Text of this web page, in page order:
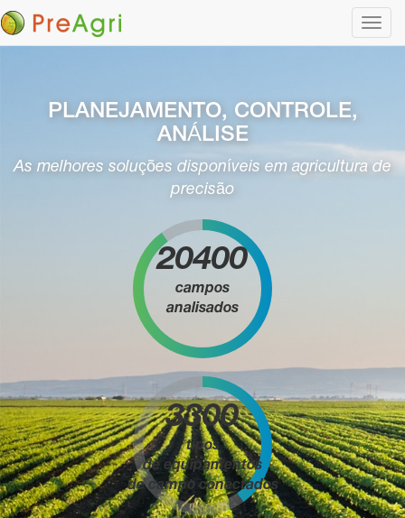
PLANEJAMENTO, CONTROLE,
ANÁLISE
As melhores soluções disponíveis em agricultura de
precisão
20400
campos
analisados
3300
tipos
de equipamentos
de campo conectados